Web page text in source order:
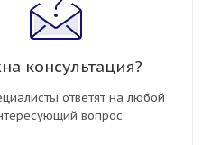
консультация?
ответят на любой
вопрос